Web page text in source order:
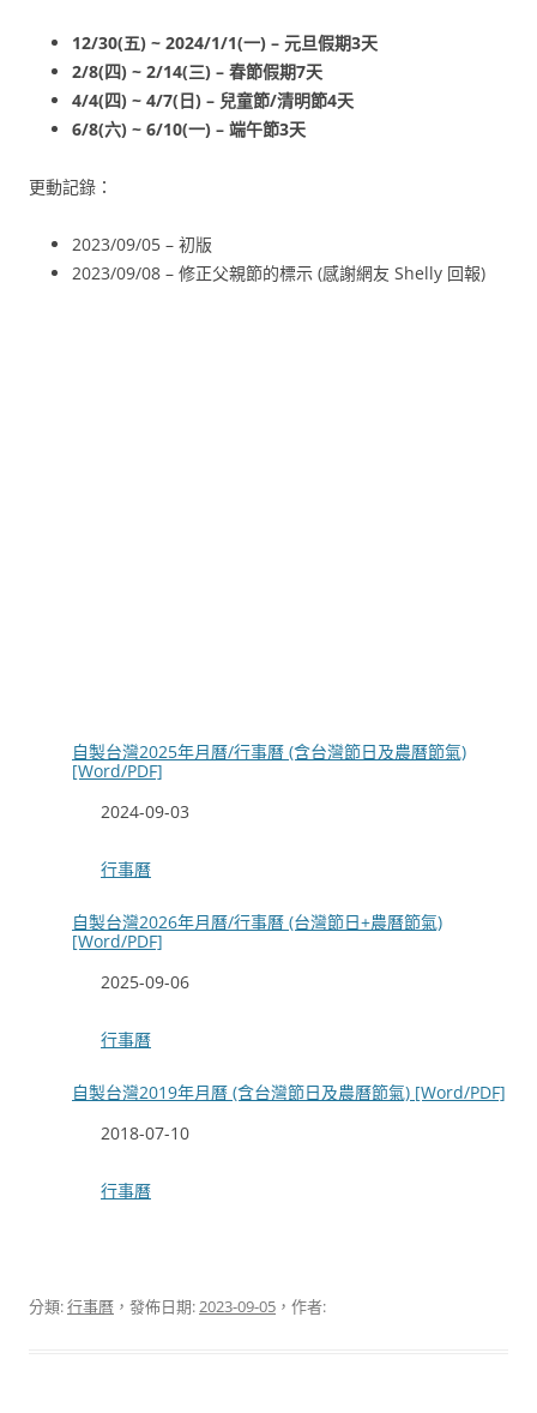
12/30(五) ~ 2024/1/1(一) – 元旦假期3天
2/8(四) ~ 2/14(三) – 春節假期7天
4/4(四) ~ 4/7(日) – 兒童節/清明節4天
6/8(六) ~ 6/10(一) – 端午節3天
更動記錄：
2023/09/05 – 初版
2023/09/08 – 修正父親節的標示 (感謝網友 Shelly 回報)
自製台灣2025年月曆/行事曆 (含台灣節日及農曆節氣)
[Word/PDF]
日期
2024-09-03
關於
行事曆
自製台灣2026年月曆/行事曆 (台灣節日+農曆節氣)
[Word/PDF]
日期
2025-09-06
關於
行事曆
自製台灣2019年月曆 (含台灣節日及農曆節氣) [Word/PDF]
日期
2018-07-10
關於
行事曆
分類:行事曆 ，發佈日期:2023-09-05 ，作者: